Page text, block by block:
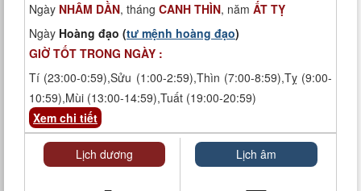
Ngày NHÂM DẦN, tháng CANH THÌN, năm ẤT TỴ
Ngày Hoàng đạo (tư mệnh hoàng đạo)
GIỜ TỐT TRONG NGÀY :
Tí (23:00-0:59),Sửu (1:00-2:59),Thìn (7:00-8:59),Tỵ (9:00-
10:59),Mùi (13:00-14:59),Tuất (19:00-20:59)
Xem chi tiết
Lịch dương Lịch âm